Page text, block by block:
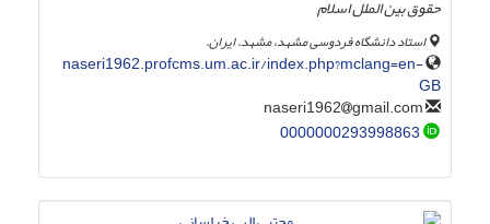
حقوق بین الملل اسلام
استاد دانشگاه فردوسی مشهد، مشهد. ایران.
naseri1962.profcms.um.ac.ir/index.php?mclang=en-
GB
gmail.com
0000000293998863